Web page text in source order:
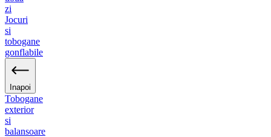
zi
Jocuri
si
tobogane
gonflabile
Inapoi
Tobogane
exterior
si
balansoare